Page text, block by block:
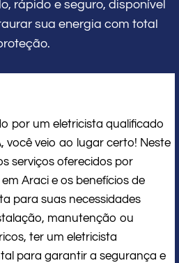
rápido e seguro, disponível
sua energia com total
por um eletricista qualificado
você veio ao lugar certo! Neste
serviços oferecidos por
Araci e os benefícios de
para suas necessidades
manutenção ou
ter um eletricista
para garantir a segurança e